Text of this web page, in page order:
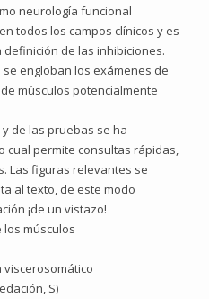
neurología funcional
todos los campos clínicos y es
de las inhibiciones.
engloban los exámenes de
músculos potencialmente
de las pruebas se ha
cual permite consultas rápidas,
Las figuras relevantes se
al texto, de este modo
¡de un vistazo!
los músculos
viscerosomático
S)